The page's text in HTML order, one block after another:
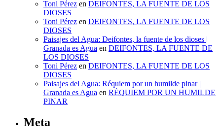
Toni Pérez en DEIFONTES, LA FUENTE DE LOS
DIOSES
Toni Pérez en DEIFONTES, LA FUENTE DE LOS
DIOSES
Paisajes del Agua: Deifontes, la fuente de los dioses |
Granada es Agua en DEIFONTES, LA FUENTE DE
LOS DIOSES
Toni Pérez en DEIFONTES, LA FUENTE DE LOS
DIOSES
Paisajes del Agua: Réquiem por un humilde pinar |
Granada es Agua en RÉQUIEM POR UN HUMILDE
PINAR
Meta